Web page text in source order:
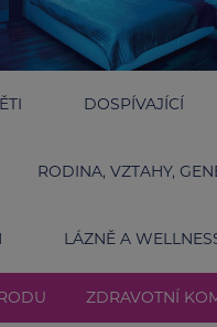
DOSPÍVAJÍCÍ
RODINA, VZTAHY,
LÁZNĚ A
ZDRAVOTNÍ